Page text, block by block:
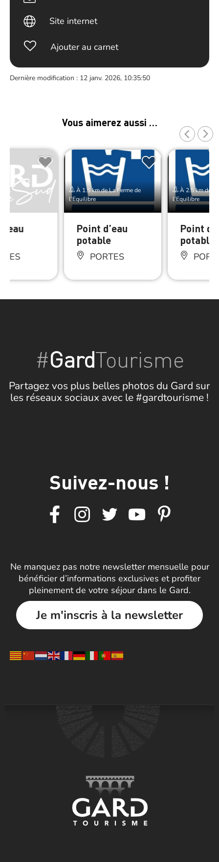
Site internet
Ajouter au carnet
Dernière modification : 12 janv. 2026, 10:35:50
Vous aimerez aussi …
À 1.5 km de La Ferme de
l’Equilibre
Point d’eau
potable
PORTES
À 2.5 km de
l’Equilibre
Point
potable
#GardTourisme
Partagez vos plus belles photos du Gard sur
les réseaux sociaux avec le #gardtourisme !
Suivez-nous !
Ne manquez pas notre newsletter mensuelle pour
bénéficier d’informations exclusives et profiter
pleinement de votre séjour dans le Gard.
Je m'inscris à la newsletter